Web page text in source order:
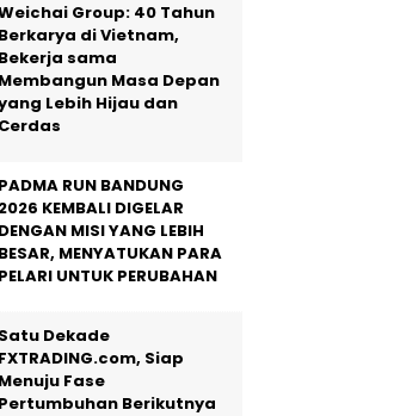
Group: 40 Tahun
Berkarya di Vietnam,
Bekerja sama
Membangun Masa Depan
Lebih Hijau dan
Cerdas
PADMA RUN BANDUNG
2026 KEMBALI DIGELAR
DENGAN MISI YANG LEBIH
BESAR, MENYATUKAN PARA
PELARI UNTUK PERUBAHAN
Satu Dekade
FXTRADING.com, Siap
Menuju Fase
Pertumbuhan Berikutnya